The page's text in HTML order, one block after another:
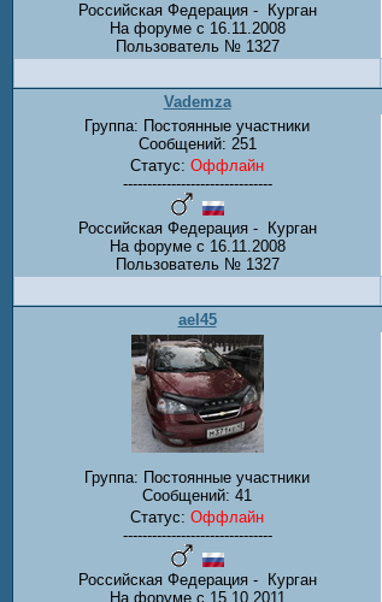
Российская Федерация - Курган
На форуме с 16.11.2008
Пользователь № 1327
Vademza
Группа: Постоянные участники
Сообщений: 251
Статус: Оффлайн
-------------------------------
Российская Федерация - Курган
На форуме с 16.11.2008
Пользователь № 1327
ael45
Группа: Постоянные участники
Сообщений: 41
Статус: Оффлайн
-------------------------------
Российская Федерация - Курган
На форуме с 15.10.2011